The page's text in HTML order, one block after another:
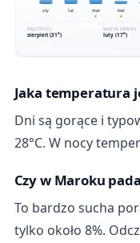
Jaka temperatura
Dni są gorące i
28°C. W nocy
Czy w Maroku
To bardzo sucha
tylko około 8%.